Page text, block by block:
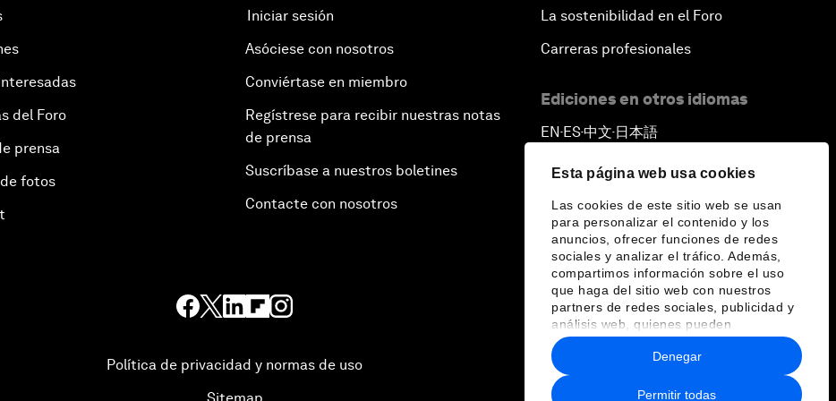
Esta página web usa cookies
Las cookies de este sitio web se usan
para personalizar el contenido y los
anuncios, ofrecer funciones de redes
sociales y analizar el tráfico. Además,
compartimos información sobre el uso
que haga del sitio web con nuestros
partners de redes sociales, publicidad y
análisis web, quienes pueden
combinarla con otra información que les
haya proporcionado o que hayan
recopilado a partir del uso que haya
hecho de sus servicios.
Permitir todas
Denegar
del Foro
prensa
fotos
Iniciar sesión
Asóciese con nosotros
Conviértase en miembro
Regístrese para recibir nuestras notas
de prensa
Suscríbase a nuestros boletines
Contacte con nosotros
La sostenibilidad en el Foro
Carreras profesionales
Ediciones en otros idiomas
EN ▪ ES▪中文▪ 日本語
Política de privacidad y normas de uso